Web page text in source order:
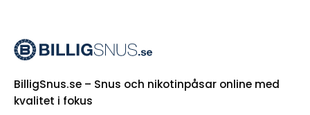
BilligSnus.se – Snus och nikotinpåsar online med
kvalitet i fokus